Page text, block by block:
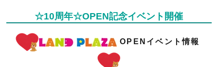
☆10周年☆OPEN記念イベント開催
OPENイベント情報